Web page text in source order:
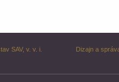
SAV, v. v. i. Dizajn a